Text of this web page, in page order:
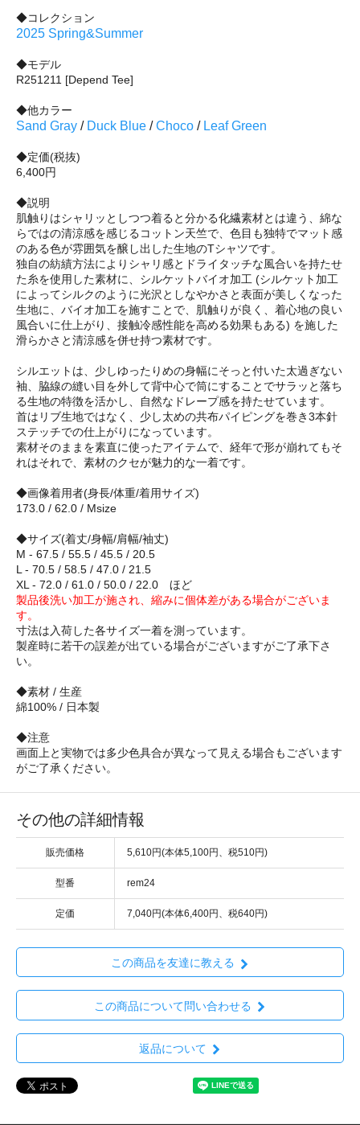
◆コレクション
2025 Spring&Summer
◆モデル
R251211 [Depend Tee]
◆他カラー
Sand Gray / Duck Blue /Choco / Leaf Green
◆定価(税抜)
6,400円
◆説明
肌触りはシャリッとしつつ着ると分かる化繊素材とは違う、綿な
らではの清涼感を感じるコットン天竺で、色目も独特でマット感
のある色が雰囲気を醸し出した生地のTシャツです。
独自の紡績方法によりシャリ感とドライタッチな風合いを持たせ
た糸を使用した素材に、シルケットバイオ加工 (シルケット加工
によってシルクのように光沢としなやかさと表面が美しくなった
生地に、バイオ加工を施すことで、肌触りが良く、着心地の良い
風合いに仕上がり、接触冷感性能を高める効果もある) を施した
滑らかさと清涼感を併せ持つ素材です。
シルエットは、少しゆったりめの身幅にそっと付いた太過ぎない
袖、脇線の縫い目を外して背中心で筒にすることでサラッと落ち
る生地の特徴を活かし、自然なドレープ感を持たせています。
首はリブ生地ではなく、少し太めの共布パイピングを巻き3本針
ステッチでの仕上がりになっています。
素材そのままを素直に使ったアイテムで、経年で形が崩れてもそ
れはそれで、素材のクセが魅力的な一着です。
◆画像着用者(身長/体重/着用サイズ)
173.0 / 62.0 / Msize
◆サイズ(着丈/身幅/肩幅/袖丈)
M - 67.5 / 55.5 / 45.5 / 20.5
L - 70.5 / 58.5 / 47.0 / 21.5
XL - 72.0 / 61.0 / 50.0 / 22.0 ほど
製品後洗い加工が施され、縮みに個体差がある場合がございま
す。
寸法は入荷した各サイズ一着を測っています。
製産時に若干の誤差が出ている場合がございますがご了承下さ
い。
◆素材 / 生産
綿100% / 日本製
◆注意
画面上と実物では多少色具合が異なって見える場合もございます
がご了承ください。
その他の詳細情報
販売価格 5,610円(本体5,100円、税510円)
型番 rem24
定価 7,040円(本体6,400円、税640円)
この商品を友達に教える
この商品について問い合わせる
返品について